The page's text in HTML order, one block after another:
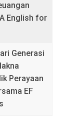
English for
Generasi
Perayaan
EF